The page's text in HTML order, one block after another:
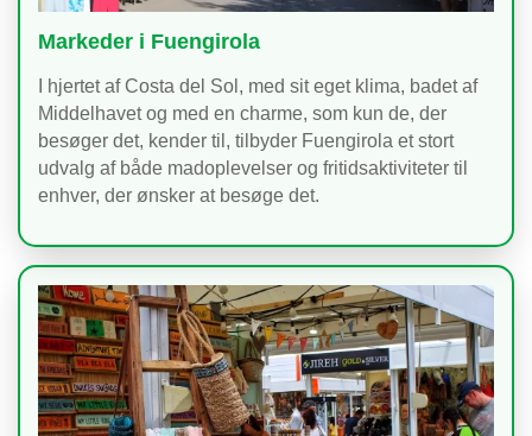
Markeder i Fuengirola
I hjertet af Costa del Sol, med sit eget klima, badet af
Middelhavet og med en charme, som kun de, der
besøger det, kender til, tilbyder Fuengirola et stort
udvalg af både madoplevelser og fritidsaktiviteter til
enhver, der ønsker at besøge det.